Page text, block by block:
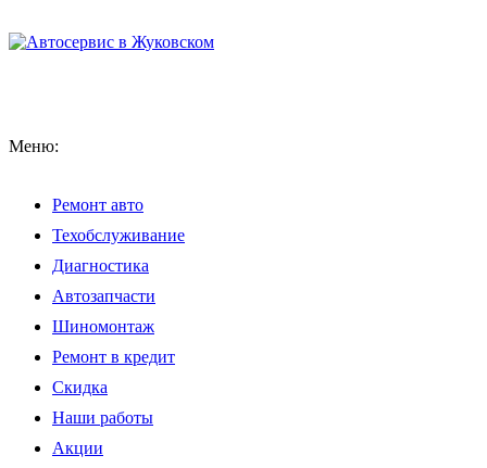
Меню:
Ремонт авто
Техобслуживание
Диагностика
Автозапчасти
Шиномонтаж
Ремонт в кредит
Скидка
Наши работы
Акции